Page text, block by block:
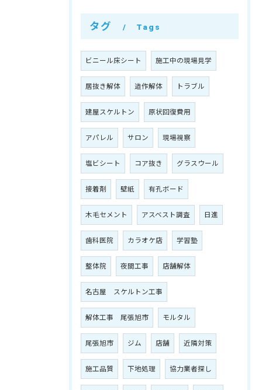
タグ Tags
ビニール床シート 施工中の現場見学
居抜き解体 造作解体 トラブル
建屋スケルトン 原状回復費用
アパレル サロン 現場視察
塩ビシート コア抜き グラスウール
接着剤 壁紙 有孔ボード
木毛セメント アスベスト調査 日進
歯科医院 カラオケ店 学習塾
整体院 夜間工事 店舗解体
名古屋 スケルトン工事
解体工事 尾張旭市 モルタル
尾張旭市 ジム 店舗 近隣対策
施工品質 下地処理 協力業者探し